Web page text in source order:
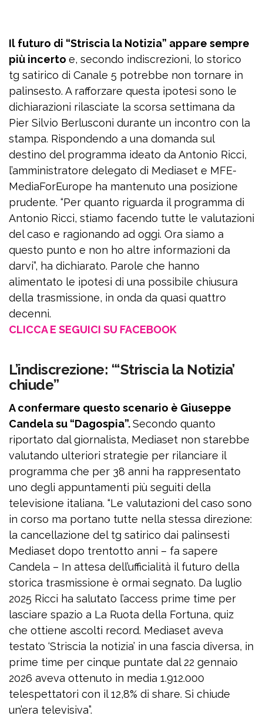
Il futuro di “Striscia la Notizia” appare sempre
più incerto e, secondo indiscrezioni, lo storico
tg satirico di Canale 5 potrebbe non tornare in
palinsesto. A rafforzare questa ipotesi sono le
dichiarazioni rilasciate la scorsa settimana da
Pier Silvio Berlusconi durante un incontro con la
stampa. Rispondendo a una domanda sul
destino del programma ideato da Antonio Ricci,
l’amministratore delegato di Mediaset e MFE-
MediaForEurope ha mantenuto una posizione
prudente. “Per quanto riguarda il programma di
Antonio Ricci, stiamo facendo tutte le valutazioni
del caso e ragionando ad oggi. Ora siamo a
questo punto e non ho altre informazioni da
darvi”, ha dichiarato. Parole che hanno
alimentato le ipotesi di una possibile chiusura
della trasmissione, in onda da quasi quattro
decenni.
CLICCA E SEGUICI SU FACEBOOK
L’indiscrezione: “‘Striscia la Notizia’
chiude”
A confermare questo scenario è Giuseppe
Candela su “Dagospia”.Secondo quanto
riportato dal giornalista, Mediaset non starebbe
valutando ulteriori strategie per rilanciare il
programma che per 38 anni ha rappresentato
uno degli appuntamenti più seguiti della
televisione italiana. “Le valutazioni del caso sono
in corso ma portano tutte nella stessa direzione:
la cancellazione del tg satirico dai palinsesti
Mediaset dopo trentotto anni – fa sapere
Candela – In attesa dell’ufficialità il futuro della
storica trasmissione è ormai segnato. Da luglio
2025 Ricci ha salutato l’access prime time per
lasciare spazio a La Ruota della Fortuna, quiz
che ottiene ascolti record. Mediaset aveva
testato ‘Striscia la notizia’ in una fascia diversa, in
prime time per cinque puntate dal 22 gennaio
2026 aveva ottenuto in media 1.912.000
telespettatori con il 12,8% di share. Si chiude
un’era televisiva”.